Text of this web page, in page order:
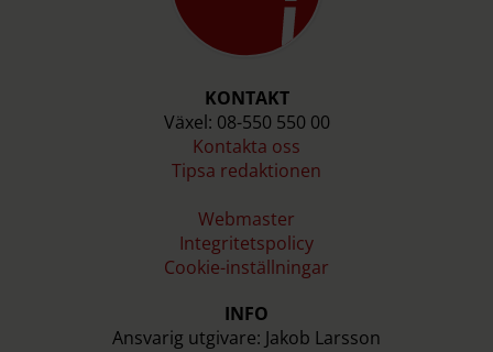
KONTAKT
Växel: 08-550 550 00
Kontakta oss
Tipsa redaktionen
Webmaster
Integritetspolicy
Cookie-inställningar
INFO
Ansvarig utgivare: Jakob Larsson